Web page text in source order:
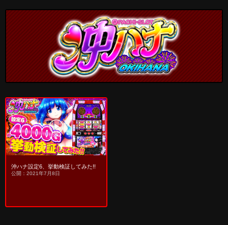
沖ハナ設定6、挙動検証してみた!!
公開：2021年7月8日